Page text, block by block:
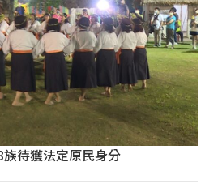
待獲法定原民身分